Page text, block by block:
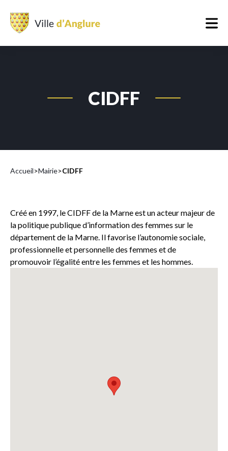
CIDFF
Accueil>Mairie>CIDFF
Créé en 1997, le CIDFF de la Marne est un acteur majeur de
la politique publique d’information des femmes sur le
département de la Marne. Il favorise l’autonomie sociale,
professionnelle et personnelle des femmes et de
promouvoir l’égalité entre les femmes et les hommes.